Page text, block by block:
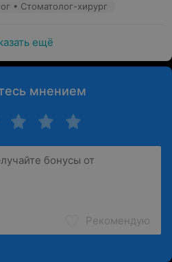
• Стоматолог-хирург
ещё
мнением
Рекомендую